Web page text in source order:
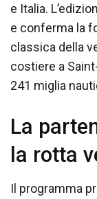
e Italia.
e conferma la
classica della
costiere a
241 miglia
La
la rotta
Il programma